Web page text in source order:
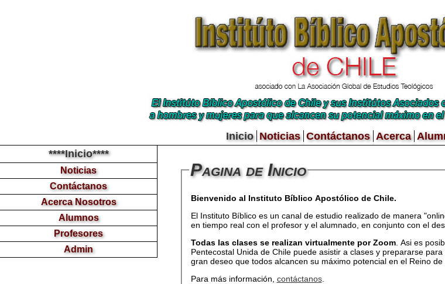
Inicio Noticias Contáctanos Acerca
****Inicio****
Noticias
Contáctanos
Acerca Nosotros
Alumnos
Profesores
Admin
Pagina de Inicio
Bienvenido al Instituto Bíblico Apostólico de Chile.
El Instituto Bíblico es un canal de estudio realizado de manera
en tiempo real con el profesor y el alumnado, en conjunto con el
Todas las clases se realizan virtualmente por Zoom. Asi es
Pentecostal Unida de Chile puede asistir a clases y prepararse
gran deseo que todos alcancen su máximo potencial en el Reino de
Para más información, contáctanos.